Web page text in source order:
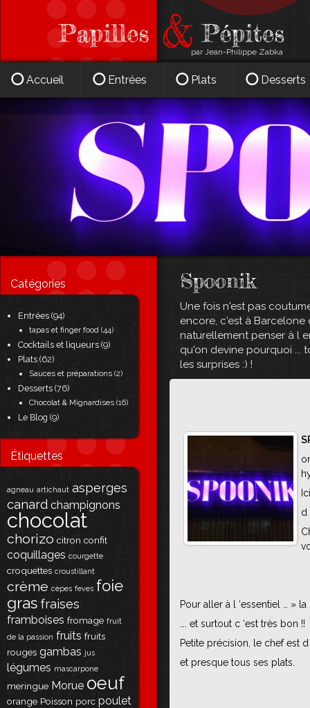
par Jean-Philippe Zabka
Catégories
Entrées (94)
tapas et finger food (44)
Cocktails et liqueurs (9)
Plats (62)
Sauces et préparations (2)
Desserts (76)
Chocolat & Mignardises (16)
Le Blog (9)
Étiquettes
agneau artichaut asperges
canard champignons
chocolat
chorizo citron confit
coquillages courgette
croquettes croustillant
crème cèpes feves foie
gras fraises
framboises fromage fruit
de la passion fruits fruits
rouges gambas jus
légumes mascarpone
meringue Morue oeuf
orange Poisson porc poulet
Spoonik
Une fois n'est pas
encore, c'est à Barcelone
naturellement penser à l
qu'on devine pourquoi ...
les surprises :) !
d
Pour aller à l ‘essentiel … »
…. et surtout c ‘est très bon !!
Petite précision, le chef est
et presque tous ses plats.
Accueil Entrées Plats Desserts